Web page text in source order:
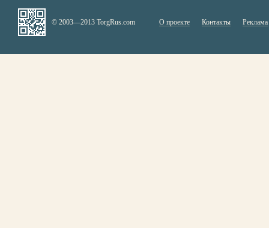
© 2003—2013 TorgRus.com О проекте Контакты Реклама